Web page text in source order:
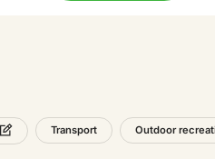
Transport Outdoor